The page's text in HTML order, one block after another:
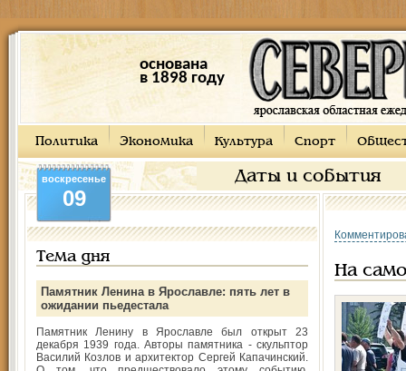
основана
в 1898 году
Политика Экономика Культура Спорт
Даты и события
воскресенье
09
Тема дня
Памятник Ленина в Ярославле: пять лет в
ожидании пьедестала
Памятник Ленину в Ярославле был открыт 23
декабря 1939 года. Авторы памятника - скульптор
Василий Козлов и архитектор Сергей Капачинский.
На